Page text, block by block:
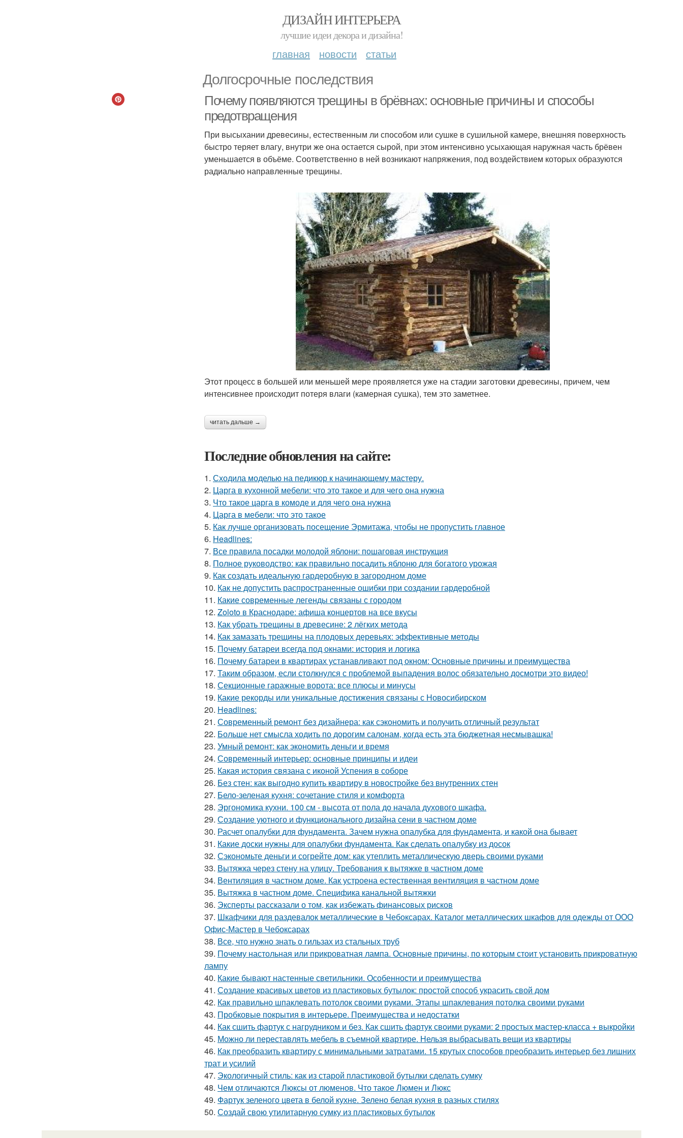
ДИЗАЙН ИНТЕРЬЕРА
лучшие идеи декора и дизайна!
главная новости статьи
Долгосрочные последствия
Почему появляются трещины в брёвнах: основные причины и способы
предотвращения
При высыхании древесины, естественным ли способом или сушке в сушильной камере, внешняя поверхность
быстро теряет влагу, внутри же она остается сырой, при этом интенсивно усыхающая наружная часть брёвен
уменьшается в объёме. Соответственно в ней возникают напряжения, под воздействием которых образуются
радиально направленные трещины.
Этот процесс в большей или меньшей мере проявляется уже на стадии заготовки древесины, причем, чем
интенсивнее происходит потеря влаги (камерная сушка), тем это заметнее.
читать дальше →
Последние обновления на сайте:
1. Сходила моделью на педикюр к начинающему мастеру.
2. Царга в кухонной мебели: что это такое и для чего она нужна
3. Что такое царга в комоде и для чего она нужна
4. Царга в мебели: что это такое
5. Как лучше организовать посещение Эрмитажа, чтобы не пропустить главное
6. Headlines:
7. Все правила посадки молодой яблони: пошаговая инструкция
8. Полное руководство: как правильно посадить яблоню для богатого урожая
9. Как создать идеальную гардеробную в загородном доме
10. Как не допустить распространенные ошибки при создании гардеробной
11. Какие современные легенды связаны с городом
12. Zoloto в Краснодаре: афиша концертов на все вкусы
13. Как убрать трещины в древесине: 2 лёгких метода
14. Как замазать трещины на плодовых деревьях: эффективные методы
15. Почему батареи всегда под окнами: история и логика
16. Почему батареи в квартирах устанавливают под окном: Основные причины и преимущества
17. Таким образом, если столкнулся с проблемой выпадения волос обязательно досмотри это видео!
18. Секционные гаражные ворота: все плюсы и минусы
19. Какие рекорды или уникальные достижения связаны с Новосибирском
20. Headlines:
21. Современный ремонт без дизайнера: как сэкономить и получить отличный результат
22. Больше нет смысла ходить по дорогим салонам, когда есть эта бюджетная несмывашка!
23. Умный ремонт: как экономить деньги и время
24. Современный интерьер: основные принципы и идеи
25. Какая история связана с иконой Успения в соборе
26. Без стен: как выгодно купить квартиру в новостройке без внутренних стен
27. Бело-зеленая кухня: сочетание стиля и комфорта
28. Эргономика кухни. 100 см - высота от пола до начала духового шкафа.
29. Создание уютного и функционального дизайна сени в частном доме
30. Расчет опалубки для фундамента. Зачем нужна опалубка для фундамента, и какой она бывает
31. Какие доски нужны для опалубки фундамента. Как сделать опалубку из досок
32. Сэкономьте деньги и согрейте дом: как утеплить металлическую дверь своими руками
33. Вытяжка через стену на улицу. Требования к вытяжке в частном доме
34. Вентиляция в частном доме. Как устроена естественная вентиляция в частном доме
35. Вытяжка в частном доме. Специфика канальной вытяжки
36. Эксперты рассказали о том, как избежать финансовых рисков
37. Шкафчики для раздевалок металлические в Чебоксарах. Каталог металлических шкафов для одежды от ООО
Офис-Мастер в Чебоксарах
38. Все, что нужно знать о гильзах из стальных труб
39. Почему настольная или прикроватная лампа. Основные причины, по которым стоит установить прикроватную
лампу
40. Какие бывают настенные светильники. Особенности и преимущества
41. Создание красивых цветов из пластиковых бутылок: простой способ украсить свой дом
42. Как правильно шпаклевать потолок своими руками. Этапы шпаклевания потолка своими руками
43. Пробковые покрытия в интерьере. Преимущества и недостатки
44. Как сшить фартук с нагрудником и без. Как сшить фартук своими руками: 2 простых мастер-класса + выкройки
45. Можно ли переставлять мебель в съемной квартире. Нельзя выбрасывать вещи из квартиры
46. Как преобразить квартиру с минимальными затратами. 15 крутых способов преобразить интерьер без лишних
трат и усилий
47. Экологичный стиль: как из старой пластиковой бутылки сделать сумку
48. Чем отличаются Люксы от люменов. Что такое Люмен и Люкс
49. Фартук зеленого цвета в белой кухне. Зелено белая кухня в разных стилях
50. Создай свою утилитарную сумку из пластиковых бутылок